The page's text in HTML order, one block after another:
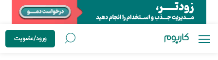
ورود/عضویت